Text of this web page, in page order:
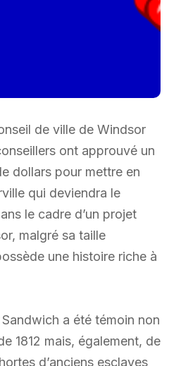
de ville de Windsor
ont approuvé un
dollars pour mettre en
qui deviendra le
le cadre d’un projet
malgré sa taille
une histoire riche à
a été témoin non
1812 mais, également, de
d’anciens esclaves